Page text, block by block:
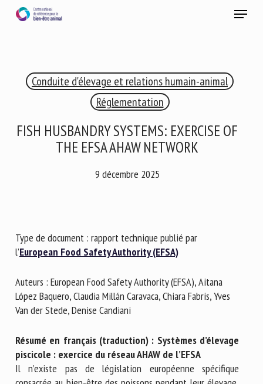
Menu
Conduite d'élevage et relations humain-animal
Réglementation
FISH HUSBANDRY SYSTEMS: EXERCISE OF
THE EFSA AHAW NETWORK
9 décembre 2025
Type de document : rapport technique publié par
l’European Food Safety Authority (EFSA)
Auteurs : European Food Safety Authority (EFSA), Aitana
López Baquero, Claudia Millán Caravaca, Chiara Fabris, Yves
Van der Stede, Denise Candiani
Résumé en français (traduction) : Systèmes d’élevage
piscicole : exercice du réseau AHAW de l’EFSA
Il n’existe pas de législation européenne spécifique
RECEVEZ CHAQUE MOIS GRATUITEMENT
LES DERNIÈRES ACTUALITÉS SUR LE BIEN-ÊTRE
ANIMAL
notre newsletter :
Prénom *
Organisme *